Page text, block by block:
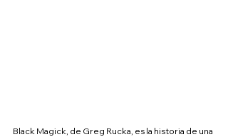
Black Magick, de Greg Rucka, es la historia de una